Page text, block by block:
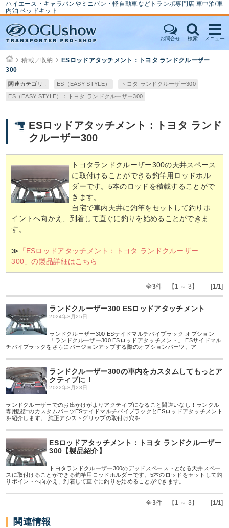
ハイエース・キャラバンやミニバン・軽自動車などトランポ専門店 車中泊/車
内泊 ベッドキット
お問合せ 検索 メニュー
積載／収納
ESロッドアタッチメント：トヨタ ランドクルーザー
300
関連カテゴリ : ES（EASY STYLE）
トヨタ ランドクルーザー300
ES（EASY STYLE）：トヨタ ランドクルーザー300
ESロッドアタッチメント：トヨタ ランド
クルーザー300
トヨタランドクルーザー300の天井スペース
に取付けることができる釣竿用ロッドホル
ダーです。5本のロッドを積載することがで
きます。
自宅で車内天井に釣竿をセットして釣りポ
イントへ向かえ、到着して直ぐに釣りを始めることができま
す。
≫ 「ESロッドアタッチメント：トヨタ ランドクルーザー
300」の製品詳細はこちら
全3件 【1 ～ 3】 [1/1]
ランドクルーザー300 ESロッドアタッチメント
2024年3月25日
ランドクルーザー300 ESサイドマルチパイプラック オプション
「ランドクルーザー300 ESロッドアタッチメント」 ESサイドマル
チパイプラックをさらにパージョンアップする際のオプションパーツ。ア
ランドクルーザー300の車内をカスタムしてもっとア
クティブに！
2022年8月23日
ランドクルーザーでのお出かけがよりアクティブになること間違いなし！ランクル
専用設計のカスタムパーツESサイドマルチパイプラックとESロッドアタッチメント
を紹介します。 純正アシストグリップの取付け穴を
ESロッドアタッチメント：トヨタ ランドクルーザー
300【製品紹介】
トヨタランドクルーザー300のデッドスペーストとなる天井スペー
スに取付けることができる釣竿用ロッドホルダーです。5本のロッドをセットして釣
りポイントへ向かえ、到着して直ぐに釣りを始めることができます。
全3件 【1 ～ 3】 [1/1]
関連情報